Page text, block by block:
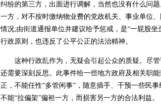
纠纷的第三方，出面进行调解，当然也没有什么问
一方，对不按时缴纳物业费的党政机关、事业单位
情况;由街道通报单位并建议给予惩戒，是“一屁股
行政原则，也违反了公平公正的法治精神。
这种行政乱作为，无疑会引起公众的质疑。尽管
还需要深刻反思。此事件给一些地方政府及相关职
正，不能任性“多管闲事”，随意插手、干预一些民
不能“拉偏架”偏袒一方，而损害另一方的合法利益。